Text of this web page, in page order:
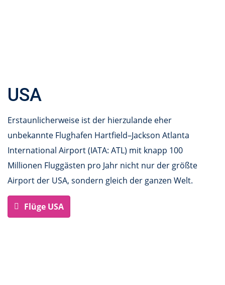
USA
Erstaunlicherweise ist der hierzulande eher
unbekannte Flughafen Hartfield–Jackson Atlanta
International Airport (IATA: ATL) mit knapp 100
Millionen Fluggästen pro Jahr nicht nur der größte
Airport der USA, sondern gleich der ganzen Welt.
Flüge USA